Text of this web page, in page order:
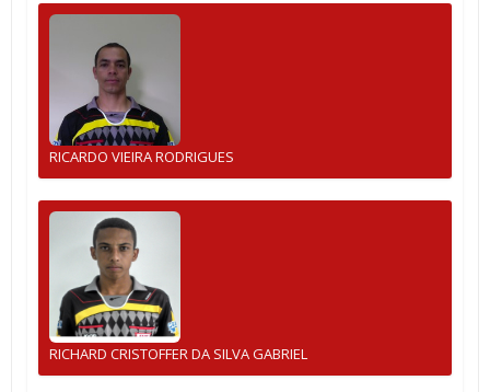
RICARDO VIEIRA RODRIGUES
RICHARD CRISTOFFER DA SILVA GABRIEL